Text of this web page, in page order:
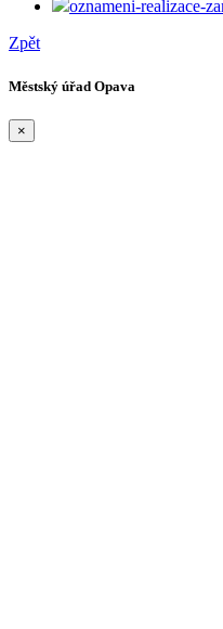
oznameni-realizace-
Zpět
Městský úřad Opava
×